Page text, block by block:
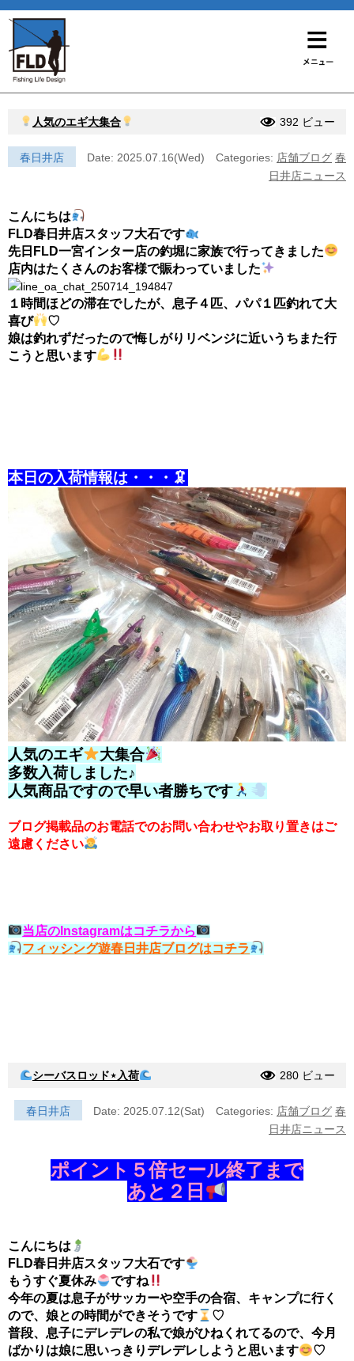
人気のエギ大集合 392 ビュー
春日井店 Date: 2025.07.16(Wed) Categories: 店舗ブログ 春
日井店ニュース
こんにちは
FLD春日井店スタッフ大石です
先日FLD一宮インター店の釣堀に家族で行ってきました
店内はたくさんのお客様で賑わっていました
１時間ほどの滞在でしたが、息子４匹、パパ１匹釣れて大
喜び
♡
娘は釣れずだったので悔しがりリベンジに近いうちまた行
こうと思います
本日の入荷情報は・・・🦑
人気のエギ
大集合
多数入荷しました♪
人気商品ですので早い者勝ちです
ブログ掲載品のお電話でのお問い合わせやお取り置きはご
遠慮ください
当店のInstagramはコチラから
フィッシング遊春日井店ブログはコチラ
シーバスロッド⋆入荷 280 ビュー
春日井店 Date: 2025.07.12(Sat) Categories: 店舗ブログ 春
日井店ニュース
ポイント５倍セール終了まで
あと２日
こんにちは
FLD春日井店スタッフ大石です
もうすぐ夏休み
ですね
今年の夏は息子がサッカーや空手の合宿、キャンプに行く
ので、娘との時間ができそうです
♡
普段、息子にデレデレの私で娘がひねくれてるので、今月
ばかりは娘に思いっきりデレデレしようと思います
♡